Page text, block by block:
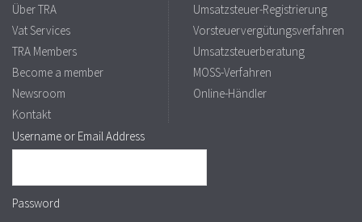
Über TRA
Vat Services
TRA Members
Become a member
Newsroom
Kontakt
Umsatzsteuer-Registrierung
Vorsteuervergütungsverfahren
Umsatzsteuerberatung
MOSS-Verfahren
Online-Händler
Username or Email Address
Password